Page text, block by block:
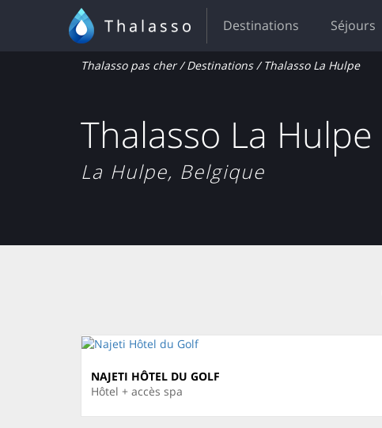
Thalasso Destinations Séjours
Thalasso La Hulpe
La Hulpe, Belgique
Thalasso pas cher/Destinations/ Thalasso La Hulpe
NAJETI HÔTEL DU GOLF
Hôtel + accès spa